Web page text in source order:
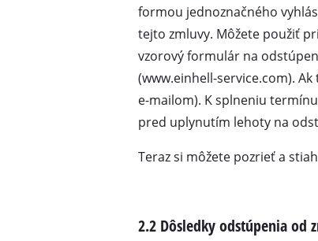
Leštičky
Zváracie prístroje
Ďalšie prístroje
Klimatizačné
formou jednoznačného
tejto zmluvy. Môžete použiť
vzorový formulár na
(www.einhell-service.com).
e-mailom). K splneniu
pred uplynutím lehoty na
Teraz si môžete pozrieť a
2.2 Dôsledky odstúpenia od